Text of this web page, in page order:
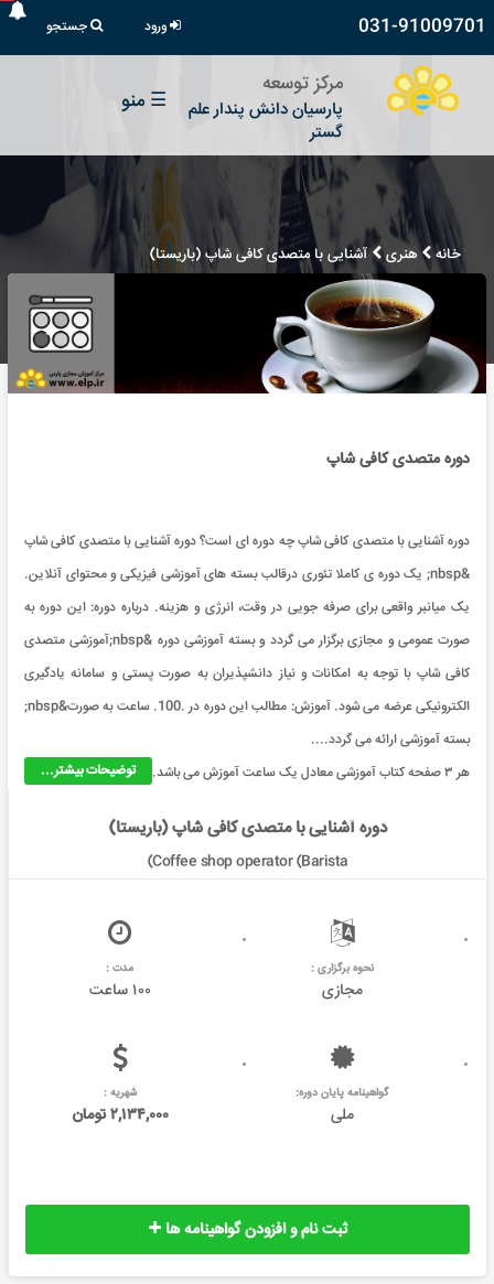
031-91009701 ورود جستجو
مرکز توسعه
پارسیان دانش پندار علم
گستر
☰ منو
خانه هنری آشنایی با متصدی کافی شاپ (باریستا)
دوره متصدی کافی شاپ
دوره آشنایی با متصدی کافی شاپ چه دوره ای است؟ دوره آشنایی با متصدی کافی شاپ
&nbsp; یک دوره ی کاملا تئوری درقالب بسته های آموزشی فیزیکی و محتوای آنلاین.
یک میانبر واقعی برای صرفه جویی در وقت، انرژی و هزینه. درباره دوره: این دوره به
صورت عمومی و مجازی برگزار می گردد و بسته آموزشی دوره &nbsp;آموزشی متصدی
کافی شاپ با توجه به امکانات و نیاز دانشپذیران به صورت پستی و سامانه یادگیری
الکترونیکی عرضه می شود. آموزش: مطالب این دوره در .100. ساعت به صورت&nbsp;
بسته آموزشی ارائه می گردد....
توضیحات بیشتر...
هر ۳ صفحه کتاب آموزشی معادل یک ساعت آموزش می باشد.
دوره آشنایی با متصدی کافی شاپ (باریستا)
(Coffee shop operator (Barista
نحوه برگزاری :
مجازی
مدت :
۱۰۰ ساعت
گواهینامه پایان دوره:
ملی
شهریه :
۲,۱۳۴,۰۰۰ تومان
ثبت نام و افزودن گواهینامه ها